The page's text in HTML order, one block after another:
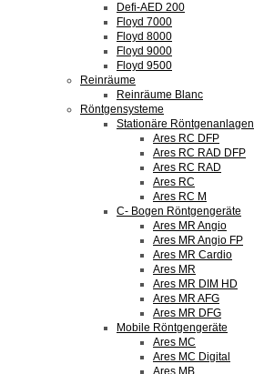
Defi-AED 200
Floyd 7000
Floyd 8000
Floyd 9000
Floyd 9500
Reinräume
Reinräume Blanc
Röntgensysteme
Stationäre Röntgenanlagen
Ares RC DFP
Ares RC RAD DFP
Ares RC RAD
Ares RC
Ares RC M
C- Bogen Röntgengeräte
Ares MR Angio
Ares MR Angio FP
Ares MR Cardio
Ares MR
Ares MR DIM HD
Ares MR AFG
Ares MR DFG
Mobile Röntgengeräte
Ares MC
Ares MC Digital
Ares MB